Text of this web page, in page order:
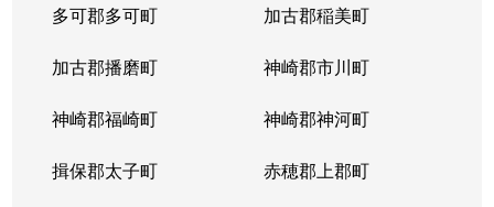
多可郡多可町 加古郡稲美町
加古郡播磨町 神崎郡市川町
神崎郡福崎町 神崎郡神河町
揖保郡太子町 赤穂郡上郡町